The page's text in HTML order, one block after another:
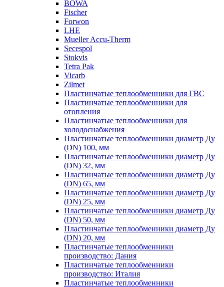
BOWA
Fischer
Forwon
LHE
Mueller Accu-Therm
Secespol
Stokvis
Tetra Pak
Vicarb
Zilmet
Пластинчатые теплообменники для ГВС
Пластинчатые теплообменники для
отопления
Пластинчатые теплообменники для
холодоснабжения
Пластинчатые теплообменники диаметр Ду
(DN) 100, мм
Пластинчатые теплообменники диаметр Ду
(DN) 32, мм
Пластинчатые теплообменники диаметр Ду
(DN) 65, мм
Пластинчатые теплообменники диаметр Ду
(DN) 25, мм
Пластинчатые теплообменники диаметр Ду
(DN) 50, мм
Пластинчатые теплообменники диаметр Ду
(DN) 20, мм
Пластинчатые теплообменники
производство: Дания
Пластинчатые теплообменники
производство: Италия
Пластинчатые теплообменники